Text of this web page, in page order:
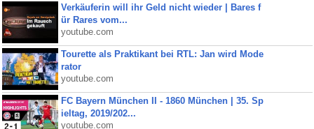
Verkäuferin will ihr Geld nicht wieder | Bares f
ür Rares vom...
youtube.com
Tourette als Praktikant bei RTL: Jan wird Mode
rator
youtube.com
FC Bayern München II - 1860 München | 35. Sp
ieltag, 2019/202...
youtube.com